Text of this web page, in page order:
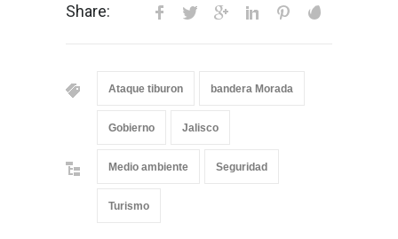
Share:
Ataque tiburon bandera Morada
Gobierno Jalisco
Medio ambiente Seguridad
Turismo